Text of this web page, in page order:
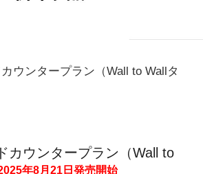
ウンタープラン（Wall to Wallタ
カウンタープラン（Wall to
年8月21日発売開始